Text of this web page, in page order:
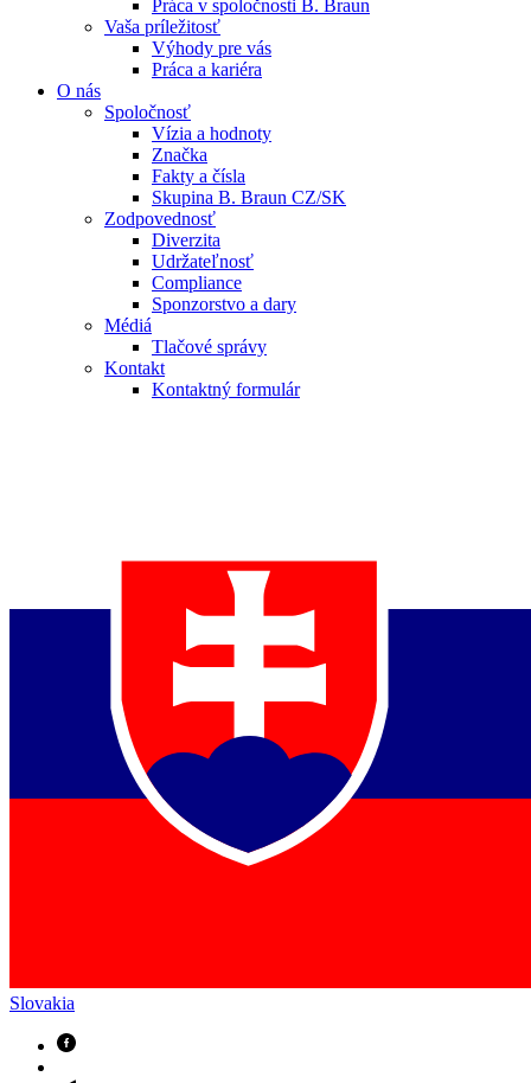
Práca v spoločnosti B. Braun
Vaša príležitosť
Výhody pre vás
Práca a kariéra
O nás
Spoločnosť
Vízia a hodnoty
Značka
Fakty a čísla
Skupina B. Braun CZ/SK
Zodpovednosť
Diverzita
Udržateľnosť
Compliance
Sponzorstvo a dary
Médiá
Tlačové správy
Kontakt
Kontaktný formulár
Slovakia